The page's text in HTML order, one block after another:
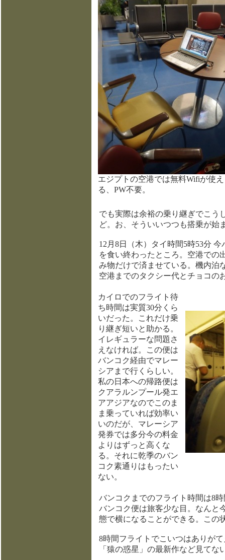
エジプトの空港では無料Wifiが使え
る、PW不要。
でも実際は余裕の乗り継ぎでこう
ど。お、そういいつつも搭乗が始
12月8日（木）タイ時間5時53分
を食い終わったところ。空港での
み物だけで済ませている。機内泊
空港までのタクシー代とチョコの
カイロでのフライト待
ち時間は実質30分くら
いだった。これだけ乗
り継ぎ短いと助かる。
イレギュラーな問題さ
えなければ。この便は
バンコク経由でマレー
シアまで行くらしい。
私の日本への帰路便は
クアラルンプール発エ
アアジアなのでこのま
ま乗っていれば効率い
いのだが、マレーシア
発券では多分今の料金
よりはずっと高くな
る。それに乾季のバン
コク素通りはもったい
ない。
バンコクまでのフライト時間は8
バンコク便は旅客少な目。なんと
態で横になることができる。この
8時間フライトでこいつはありが
「猿の惑星」の最新作など見て